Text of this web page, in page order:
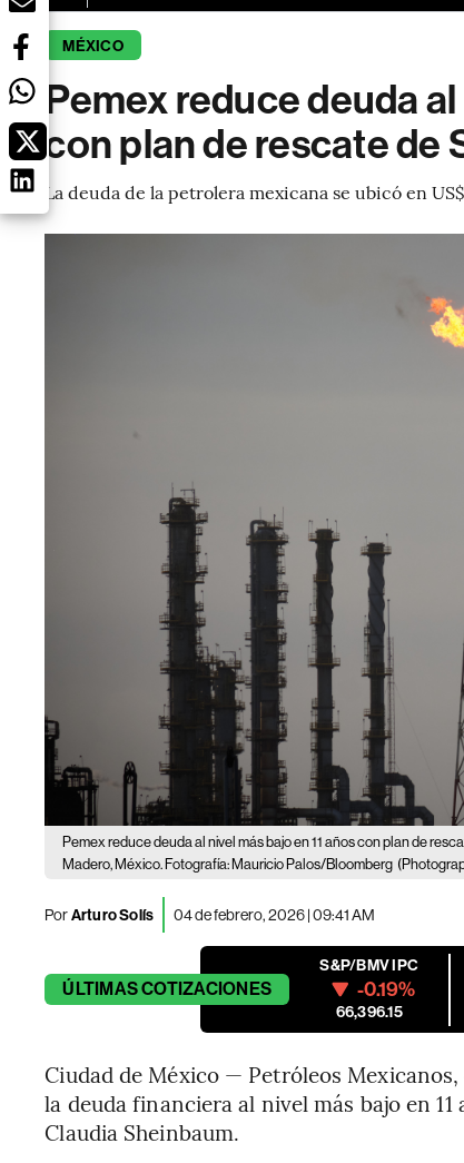
MÉXICO
Pemex reduce deuda
con plan de rescate de
La deuda de la petrolera mexicana se ubicó en
Pemex reduce deuda al nivel más bajo en 11 años con plan de
Madero, México. Fotografía: Mauricio Palos/Bloomberg
PorArturo Solís 04 de febrero, 2026 | 09:41 AM
ÚLTIMASCOTIZACIONES
S&P/BMV IPC
-0.19%
66,396.15
Ciudad de México — Petróleos
la deuda financiera al nivel más bajo en
Claudia Sheinbaum.